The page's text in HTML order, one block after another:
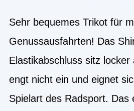
Sehr bequemes Trikot für
Genussausfahrten! Das
Elastikabschluss sitz locker
engt nicht ein und eignet
Spielart des Radsport. Das